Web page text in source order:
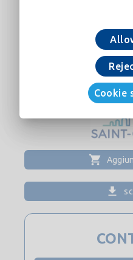
tratamento de juntas
documentação atual
Cookie